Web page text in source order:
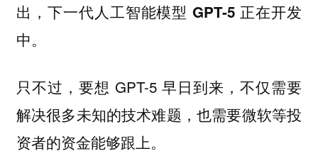
出， 下一代人工智能模型 GPT-5 正在开发
中。
只不过，要想 GPT-5 早日到来，不仅需要
解决很多未知的技术难题，也需要微软等投
资者的资金能够跟上。